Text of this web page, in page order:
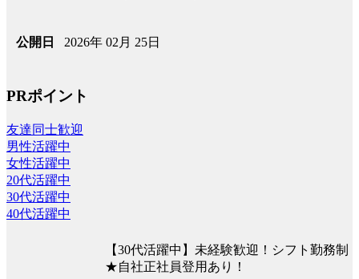
公開日 2026年 02月 25日
PRポイント
友達同士歓迎
男性活躍中
女性活躍中
20代活躍中
30代活躍中
40代活躍中
【30代活躍中】未経験歓迎！シフト勤務制
★自社正社員登用あり！